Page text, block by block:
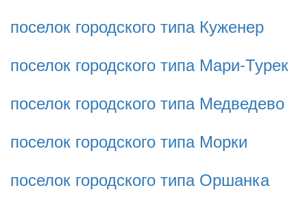
поселок городского типа Куженер
поселок городского типа Мари-Турек
поселок городского типа Медведево
поселок городского типа Морки
поселок городского типа Оршанка